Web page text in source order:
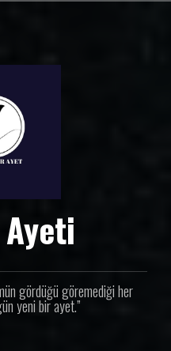
gördüğü göremediği her
yeni bir ayet.”